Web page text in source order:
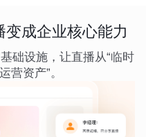
成企业核心能力
础设施，让直播从“临时
营资产”。